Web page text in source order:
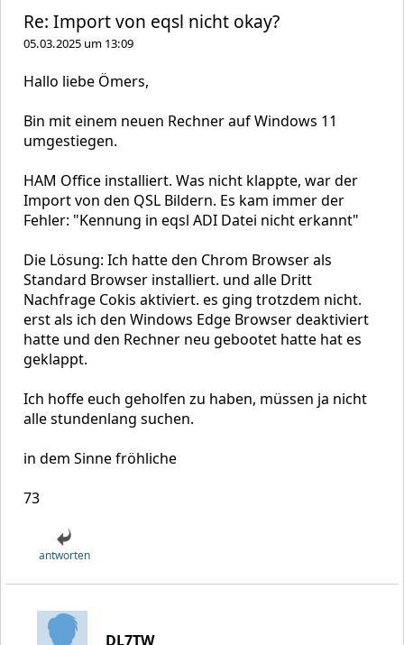
Re: Import von eqsl nicht okay?
05.03.2025 um 13:09
Hallo liebe Ömers,
Bin mit einem neuen Rechner auf Windows 11
umgestiegen.
HAM Office installiert. Was nicht klappte, war der
Import von den QSL Bildern. Es kam immer der
Fehler: "Kennung in eqsl ADI Datei nicht erkannt"
Die Lösung: Ich hatte den Chrom Browser als
Standard Browser installiert. und alle Dritt
Nachfrage Cokis aktiviert. es ging trotzdem nicht.
erst als ich den Windows Edge Browser deaktiviert
hatte und den Rechner neu gebootet hatte hat es
geklappt.
Ich hoffe euch geholfen zu haben, müssen ja nicht
alle stundenlang suchen.
in dem Sinne fröhliche
73
antworten
DL7TW